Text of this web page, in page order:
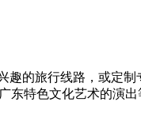
趣的旅行线路，或定
东特色文化艺术的演